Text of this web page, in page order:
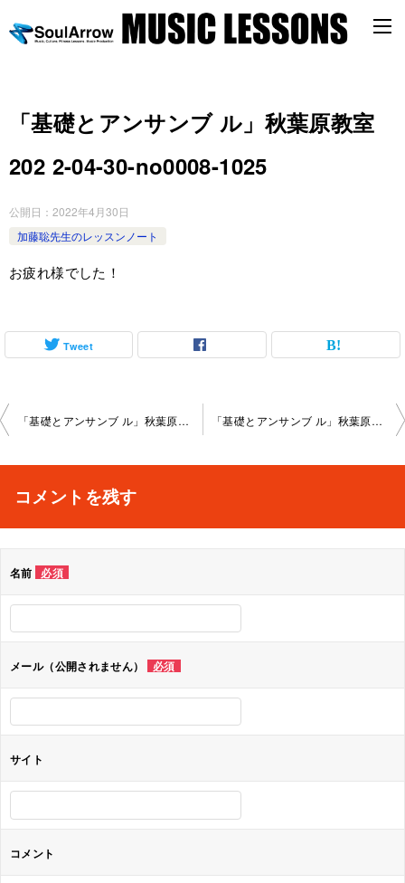
「基礎とアンサンブ ル」秋葉原教室
202 2-04-30-no0008-1025
公開日： 2022年4月30日
加藤聡先生のレッスンノート
お疲れ様でした！
Tweet
投
ビ
シ
ョ
ン
「基礎とアンサンブ ル」秋葉原教室202 2-04-26-no0008-1027 「基礎とアンサンブ ル」秋葉原教室202 2-05-10-no0008-1024
コメントを残す
名前 必須
メール（公開されません） 必須
サイト
コメント